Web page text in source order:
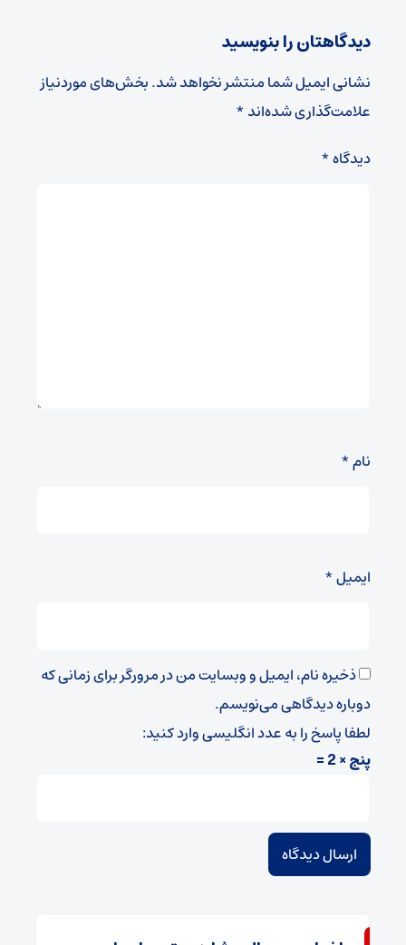
دیدگاهتان را بنویسید
نشانی ایمیل شما منتشر نخواهد شد.بخش‌های موردنیاز
علامت‌گذاری شده‌اند*
دیدگاه*
نام*
ایمیل*
ذخیره نام، ایمیل و وبسایت من در مرورگر برای زمانی که
دوباره دیدگاهی می‌نویسم.
لطفا پاسخ را به عدد انگلیسی وارد کنید:
پنج × 2 =